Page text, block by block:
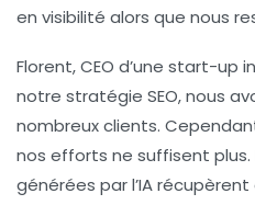
en visibilité alors que nous
Florent, CEO d’une start-up
notre stratégie SEO, nous
nombreux clients.
nos efforts ne suffisent
générées par l’IA